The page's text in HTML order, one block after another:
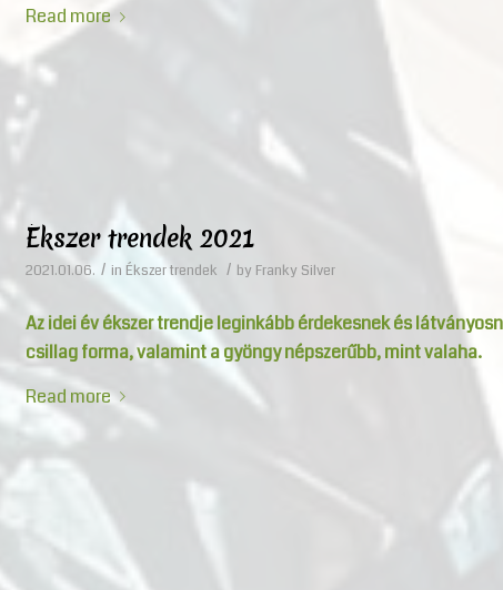
Read more
Ékszer trendek 2021
2021.01.06. / in Ékszer trendek / by Franky Silver
Az idei év ékszer trendje leginkább érdekesnek és
csillag forma, valamint a gyöngy népszerűbb, mint valaha.
Read more